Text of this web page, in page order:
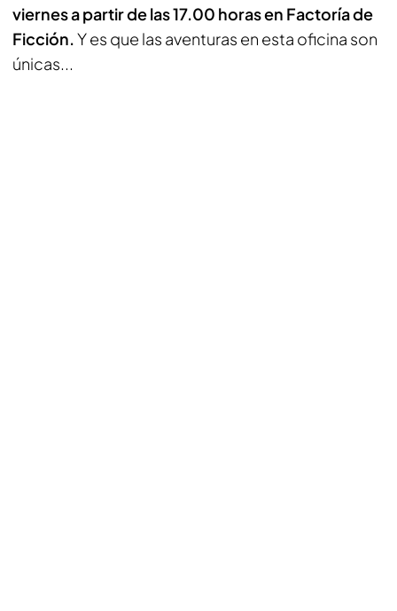
viernes a partir de las 17.00 horas en Factoría de
Ficción.Y es que las aventuras en esta oficina son
únicas...